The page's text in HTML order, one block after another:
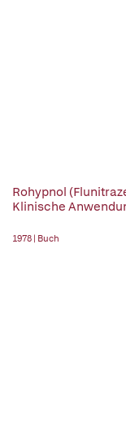
Rohypnol
Klinische
1978 | Buch